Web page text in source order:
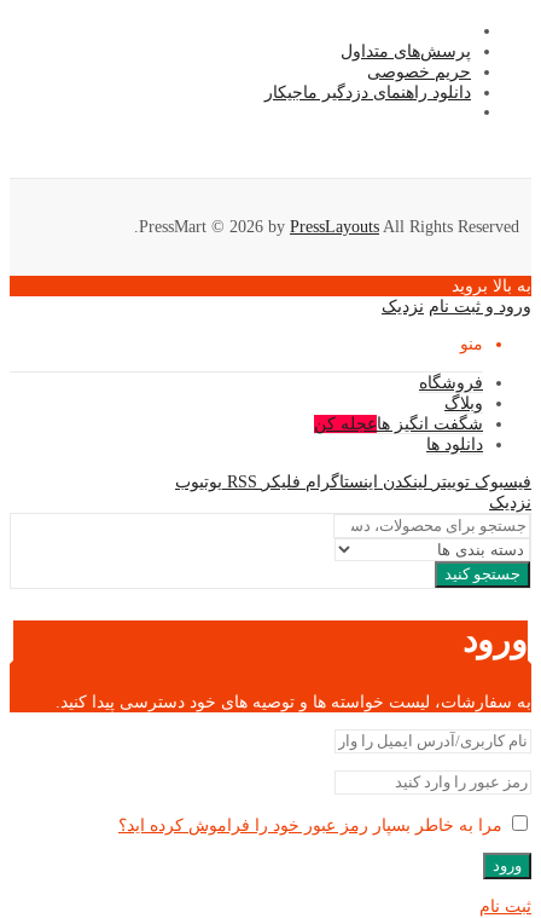
پرسش‌های متداول
حریم خصوصی
دانلود راهنمای دزدگیر ماجیکار
PressMart © 2026 by PressLayouts All Rights Reserved.
به بالا بروید
ورود و ثبت نام نزدیک
منو
فروشگاه
وبلاگ
شگفت انگیز هاعجله کن
دانلود ها
فیسبوک توییتر لینکدن اینستاگرام فلیکر RSS یوتیوب
نزدیک
جستجو کنید
ورود
به سفارشات، لیست خواسته ها و توصیه های خود دسترسی پیدا کنید.
مرا به خاطر بسپار رمز عبور خود را فراموش کرده اید؟
ورود
ثبت نام